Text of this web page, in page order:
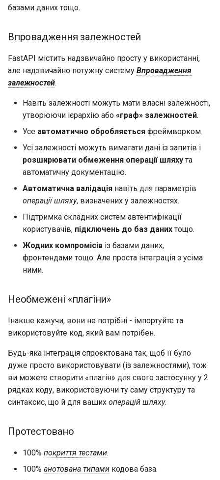
базами даних тощо.
Впровадження залежностей
FastAPI містить надзвичайно просту у використанні,
але надзвичайно потужну систему Впровадження
залежностей.
Навіть залежності можуть мати власні залежності,
утворюючи ієрархію або «граф» залежностей.
Усе автоматично обробляється фреймворком.
Усі залежності можуть вимагати дані із запитів і
розширювати обмеження операції шляху та
автоматичну документацію.
Автоматична валідація навіть для параметрів
операції шляху, визначених у залежностях.
Підтримка складних систем автентифікації
користувачів, підключень до баз даних тощо.
Жодних компромісів із базами даних,
фронтендами тощо. Але проста інтеграція з усіма
ними.
Необмежені «плагіни»
Інакше кажучи, вони не потрібні - імпортуйте та
використовуйте код, який вам потрібен.
Будь-яка інтеграція спроєктована так, щоб її було
дуже просто використовувати (із залежностями), тож
ви можете створити «плагін» для свого застосунку у 2
рядках коду, використовуючи ту саму структуру та
синтаксис, що й для ваших операцій шляху.
Протестовано
100% покриття тестами.
100% анотована типами кодова база.